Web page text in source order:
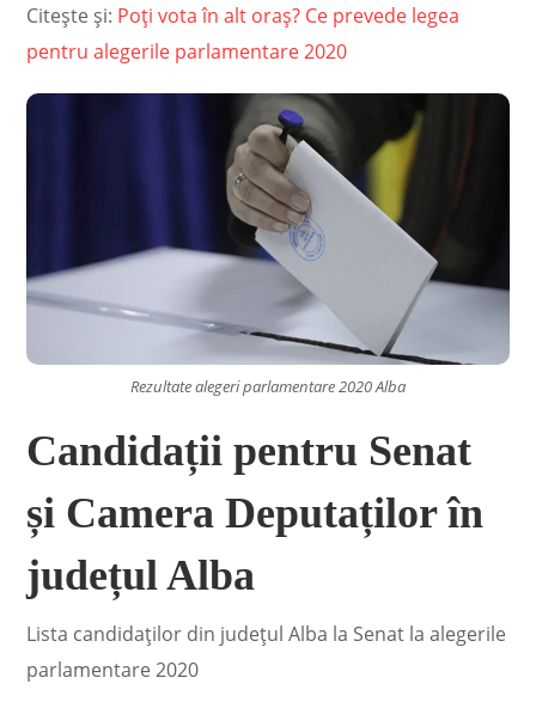
Citește și: Poți vota în alt oraș? Ce prevede legea
pentru alegerile parlamentare 2020
Rezultate alegeri parlamentare 2020 Alba
Candidații pentru Senat
și Camera Deputaților în
județul Alba
Lista candidaţilor din judeţul Alba la Senat la alegerile
parlamentare 2020